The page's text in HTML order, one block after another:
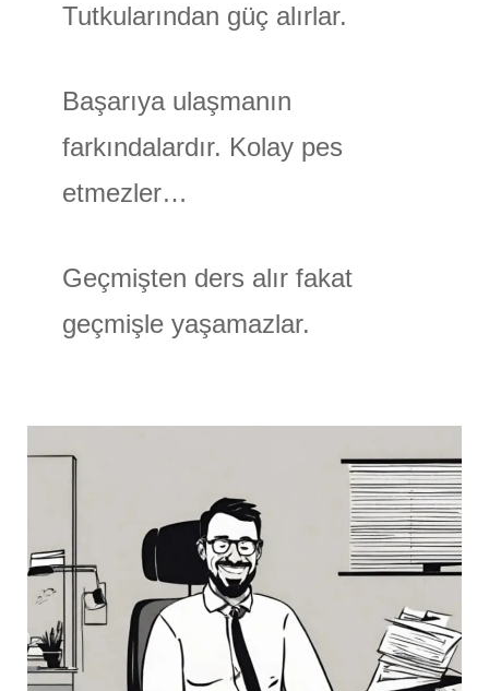
Tutkularından güç alırlar.
Başarıya ulaşmanın
farkındalardır. Kolay pes
etmezler…
Geçmişten ders alır fakat
geçmişle yaşamazlar.